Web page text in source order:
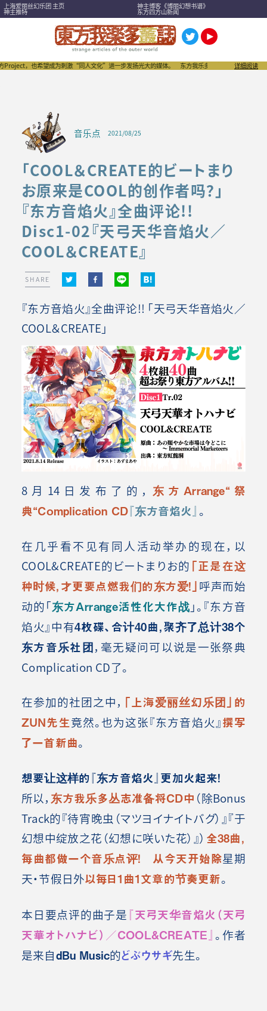
上海爱丽丝幻乐团 主页 神主博客《博丽幻想书谱》
神主推特 东方四方山新闻
也希望成为刺激“同人文化”进一步发扬光大的媒体。 东方我乐多丛志是全世界首屈一指的“同
详细阅读
音乐点 2021/08/25
「COOL＆CREATE的ビートまり
お原来是COOL的创作者吗？」
『东方音焰火』全曲评论!!
Disc1-02『天弓天华音焰火／
COOL＆CREATE』
SHARE
『东方音焰火』全曲评论!! 「天弓天华音焰火／
COOL＆CREATE」
8月14日发布了的， 东方Arrange“ 祭
典“Complication CD『东方音焰火 』。
在几乎看不见有同人活动举办的现在，以
COOL&CREATE的ビートまりお的 「正是在这
种时候，才更要点燃我们的东方爱！」呼声而始
动的「东方Arrange活性化大作战 」。『东方音
焰火』中有4枚碟、合计40曲，聚齐了总计38个
东方音乐社团，毫无疑问可以说是一张祭典
Complication CD了。
在参加的社团之中， 「上海爱丽丝幻乐团」的
ZUN先生竟然。也为这张『东方音焰火』撰写
了一首新曲。
想要让这样的『东方音焰火』更加火起来！
所以， 东方我乐多丛志准备将CD中 （除Bonus
Track的『待宵晚虫（マツヨイナイトバグ）』『于
幻想中绽放之花（幻想に咲いた花）』） 全38曲，
每曲都做一个音乐点评！
从今天开始除星期
天・节假日外以每日1曲1文章的节奏更新。
本日要点评的曲子是『天弓天华音焰火（天弓
天華オトハナビ）／COOL&CREATE』。作者
是来自dBu Music的どぶウサギ先生。